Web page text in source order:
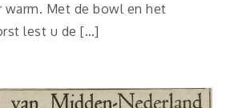
Met de bowl en het
lest u de […]